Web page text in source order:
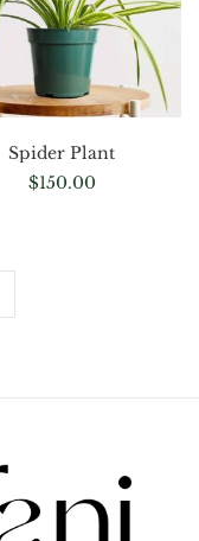
Spider Plant
$150.00